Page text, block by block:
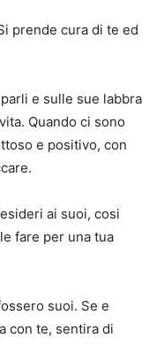
prende cura di te ed
e sulle sue labbra
Quando ci sono
e positivo, con
ai suoi, cosi
fare per una tua
suoi. Se e
con te, sentira di